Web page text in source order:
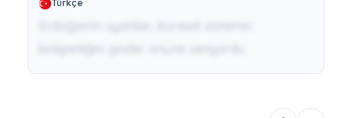
Türkçe
Erdoğan'ın uyarıları, küresel sistemin
kırılganlığını gözler önüne seriyordu.